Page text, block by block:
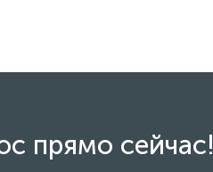
прямо сейчас!